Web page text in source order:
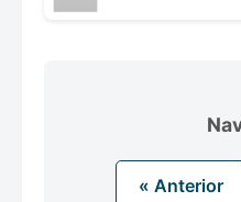
« Anterior